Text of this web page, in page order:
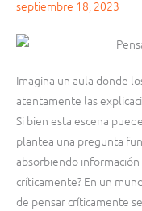
septiembre 18, 2023
Imagina un aula donde
atentamente las
Si bien esta escena
plantea una pregunta
absorbiendo
críticamente? En un
de pensar críticamente